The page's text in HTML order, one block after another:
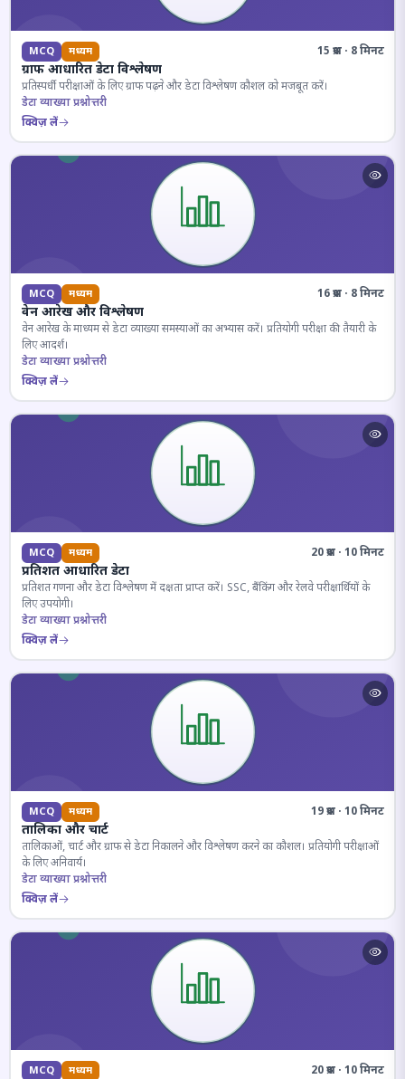
MCQ मध्यम 15 प्रश्न · 8 मिनट
ग्राफ आधारित डेटा विश्लेषण
प्रतिस्पर्धी परीक्षाओं के लिए ग्राफ पढ़ने और डेटा विश्लेषण कौशल को मजबूत करें।
डेटा व्याख्या प्रश्नोत्तरी
क्विज़ लें
MCQ मध्यम 16 प्रश्न · 8 मिनट
वेन आरेख और विश्लेषण
वेन आरेख के माध्यम से डेटा व्याख्या समस्याओं का अभ्यास करें। प्रतियोगी परीक्षा की तैयारी के
लिए आदर्श।
डेटा व्याख्या प्रश्नोत्तरी
क्विज़ लें
MCQ मध्यम 20 प्रश्न · 10 मिनट
प्रतिशत आधारित डेटा
प्रतिशत गणना और डेटा विश्लेषण में दक्षता प्राप्त करें। SSC, बैंकिंग और रेलवे परीक्षार्थियों के
लिए उपयोगी।
डेटा व्याख्या प्रश्नोत्तरी
क्विज़ लें
MCQ मध्यम 19 प्रश्न · 10 मिनट
तालिका और चार्ट
तालिकाओं, चार्ट और ग्राफ से डेटा निकालने और विश्लेषण करने का कौशल। प्रतियोगी परीक्षाओं
के लिए अनिवार्य।
डेटा व्याख्या प्रश्नोत्तरी
क्विज़ लें
MCQ मध्यम 20 प्रश्न · 10 मिनट